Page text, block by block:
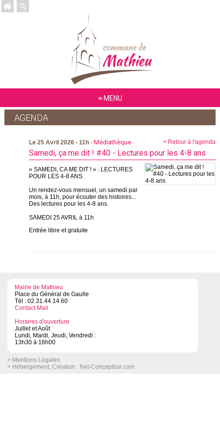
MENU
AGENDA
< Retour à l'agenda
Le 25 Avril 2026 - 11h- Médiathèque
Samedi, ça me dit ! #40 - Lectures pour les 4-8 ans
« SAMEDI, CA ME DIT ! » : LECTURES
POUR LES 4-8 ANS
Un rendez-vous mensuel, un samedi par
mois, à 11h, pour écouter des histoires...
Des lectures pour les 4-8 ans.
SAMEDI 25 AVRIL à 11h
Entrée libre et gratuite
Mairie de Mathieu
Place du Général de Gaulle
Tél : 02.31.44.14.60
Contact Mail
Horaires d'ouverture
Juillet et Août
Lundi, Mardi, Jeudi, Vendredi :
13h30 à 16h00
> Mentions Légales
> Hébergement, Création : Net-Conception.com